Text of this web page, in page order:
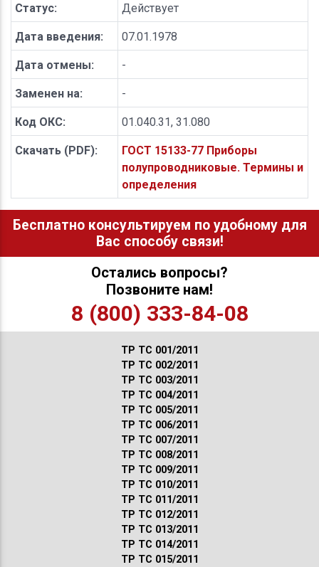
Статус: Действует
Дата введения: 07.01.1978
Дата отмены: -
Заменен на: -
Код ОКС: 01.040.31, 31.080
Скачать (PDF):
ГОСТ 15133-77 Приборы
полупроводниковые. Термины и
определения
Бесплатно консультируем по удобному для
Вас способу связи!
Остались вопросы?
Позвоните нам!
8 (800) 333-84-08
ТР ТС 001/2011
ТР ТС 002/2011
ТР ТС 003/2011
ТР ТС 004/2011
ТР ТС 005/2011
ТР ТС 006/2011
ТР ТС 007/2011
ТР ТС 008/2011
ТР ТС 009/2011
ТР ТС 010/2011
ТР ТС 011/2011
ТР ТС 012/2011
ТР ТС 013/2011
ТР ТС 014/2011
ТР ТС 015/2011